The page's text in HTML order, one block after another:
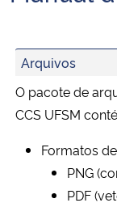
Ministério da
Ministério da
Ministério da Educação
Ministério da Saúde
Arquivos
O pacote de
CCS UFSM
Formatos
PNG
PDF